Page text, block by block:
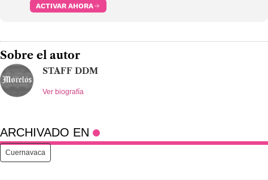
ACTIVAR AHORA
Sobre el autor
STAFF DDM
Ver biografía
ARCHIVADO EN
Cuernavaca